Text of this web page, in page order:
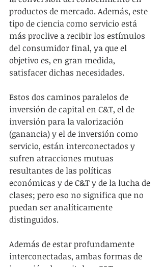
productos de mercado. Además, este
tipo de ciencia como servicio está
más proclive a recibir los estímulos
del consumidor final, ya que el
objetivo es, en gran medida,
satisfacer dichas necesidades.
Estos dos caminos paralelos de
inversión de capital en C&T, el de
inversión para la valorización
(ganancia) y el de inversión como
servicio, están interconectados y
sufren atracciones mutuas
resultantes de las políticas
económicas y de C&T y de la lucha de
clases; pero eso no significa que no
puedan ser analíticamente
distinguidos.
Además de estar profundamente
interconectadas, ambas formas de